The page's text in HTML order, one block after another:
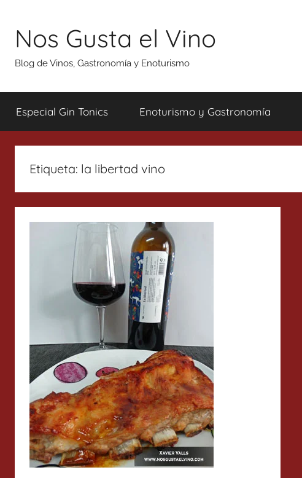
contenido
Nos Gusta el Vino
Blog de Vinos, Gastronomía y Enoturismo
Especial Gin Tonics Enoturismo y Gastronomía
Etiqueta: la libertad vino